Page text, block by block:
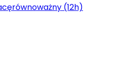
równoważny (12h)